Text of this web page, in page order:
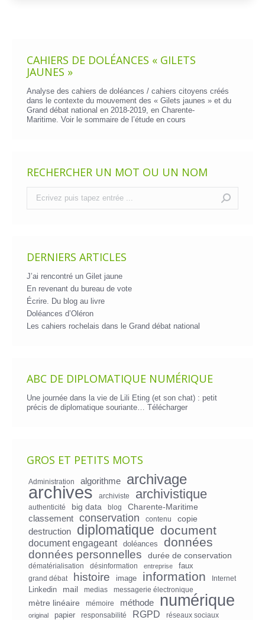
CAHIERS DE DOLÉANCES « GILETS
JAUNES »
Analyse des cahiers de doléances / cahiers citoyens créés
dans le contexte du mouvement des « Gilets jaunes » et du
Grand débat national en 2018-2019, en Charente-
Maritime. Voir le sommaire de l’étude en cours
RECHERCHER UN MOT OU UN NOM
DERNIERS ARTICLES
J’ai rencontré un Gilet jaune
En revenant du bureau de vote
Écrire. Du blog au livre
Doléances d’Oléron
Les cahiers rochelais dans le Grand débat national
ABC DE DIPLOMATIQUE NUMÉRIQUE
Une journée dans la vie de Lili Eting (et son chat) : petit
précis de diplomatique souriante… Télécharger
GROS ET PETITS MOTS
Administration algorithme archivage
archives archiviste archivistique
authenticité big data blog
Charente-Maritime
classement
conservation contenu
copie
destruction
diplomatique document
document engageant doléances données
données personnelles durée de conservation
dématérialisation désinformation entreprise faux
grand débat histoire image information Internet
Linkedin mail medias messagerie électronique
mètre linéaire mémoire méthode numérique
original papier responsabilité RGPD réseaux sociaux